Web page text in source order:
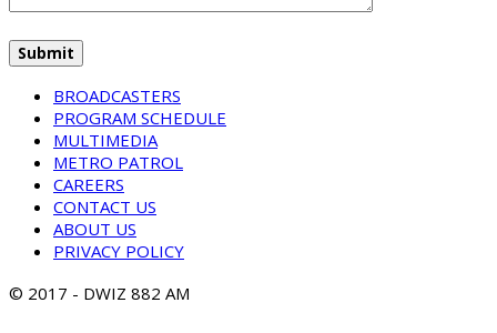
BROADCASTERS
PROGRAM SCHEDULE
MULTIMEDIA
METRO PATROL
CAREERS
CONTACT US
ABOUT US
PRIVACY POLICY
© 2017 - DWIZ 882 AM